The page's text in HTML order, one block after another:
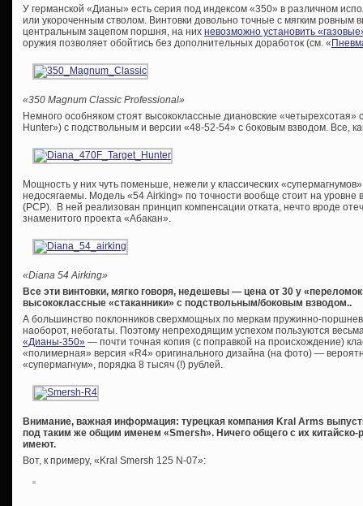
У германской «Дианы» есть серия под индексом «350» в различном
или укороченным стволом. Винтовки довольно точные с мягким ровным
центральным зацепом поршня, на них невозможно установить
оружия позволяет обойтись без дополнительных доработок (см. «
«350 Magnum Classic Professional»
Немного особняком стоят высококлассные диановские
Hunter») с подствольным и версии «48-52-54» c боковым взводом. Все,
Мощность у них чуть поменьше, нежели у классических
недосягаемы. Модель «54 Airking» по точности вообще стоит на уровне
(PCP). В ней реализован принцип компенсации отката, нечто вроде
знаменитого проекта «Абакан».
«Diana 54 Airking»
Все эти винтовки, мягко говоря, недешевы — цена от 30 у
высококлассные «стаканники» с подствольным/боковым взводом..
А большинство поклонников сверхмощных по меркам пружинно-
наоборот, небогаты. Поэтому непреходящим успехом пользуются
«Дианы-350» — почти точная копия (с поправкой на происхождение)
«полимерная» версия «R4» оригинального дизайна (на фото) —
«супермагнум», порядка 8 тысяч (!) рублей.
Внимание, важная информация: турецкая компания Kral Arms
под таким же общим именем «Smersh». Ничего общего с их
имеют.
Вот, к примеру, «Kral Smersh 125 N-07»: